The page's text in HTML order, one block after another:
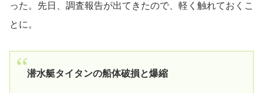
った。先日、調査報告が出てきたので、軽く触れておくこ
とに。
潜水艇タイタンの船体破損と爆縮